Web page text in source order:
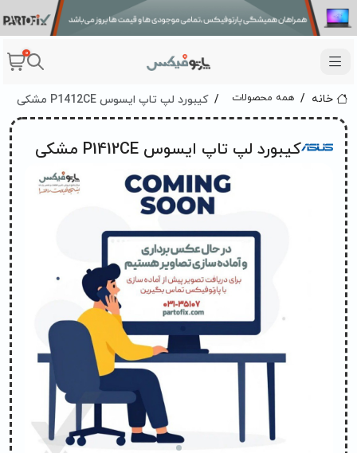
0
خانه همه محصولات کیبورد لپ تاپ ایسوس P1412CE مشکی
کیبورد لپ تاپ ایسوس P1412CE مشکی